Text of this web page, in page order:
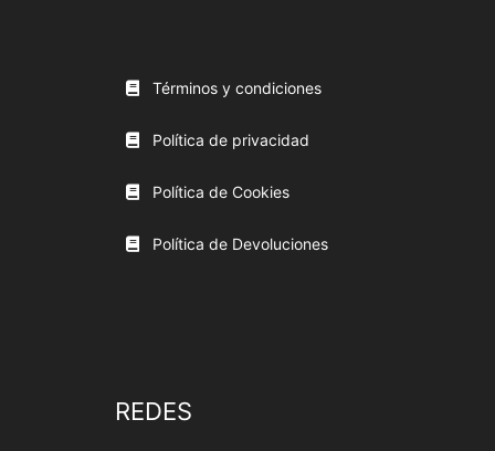
Términos y condiciones
Política de privacidad
Política de Cookies
Política de Devoluciones
REDES